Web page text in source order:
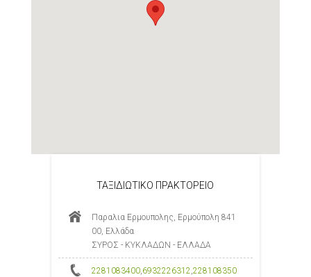
ΤΑΞΙΔΙΩΤΙΚΟ ΠΡΑΚΤΟΡΕΙΟ
Παραλια Ερμουπολης, Ερμούπολη 841
00, Ελλάδα
ΣΥΡΟΣ - ΚΥΚΛΑΔΩΝ - ΕΛΛΑΔΑ
2281083400,6932226312,228108350